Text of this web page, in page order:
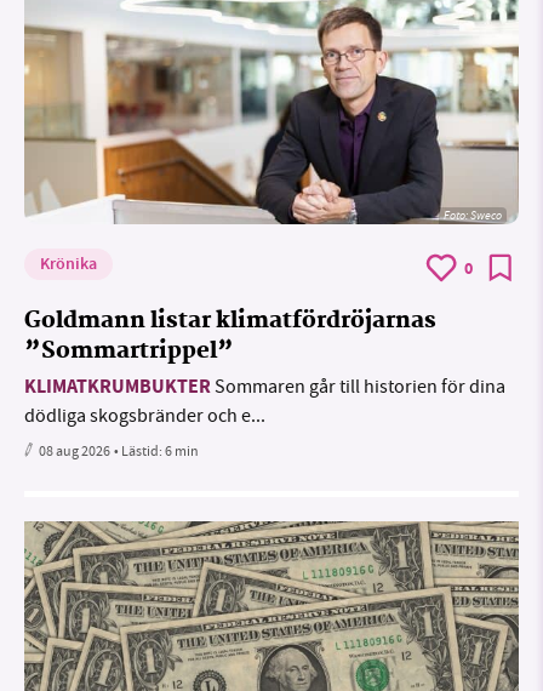
Foto: Sweco
Krönika 0
Goldmann listar klimatfördröjarnas
”Sommartrippel”
KLIMATKRUMBUKTERSommaren går till historien för dina
dödliga skogsbränder och e...
08 aug 2026• Lästid:6 min